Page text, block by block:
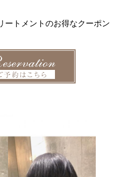
ートメントのお得なクーポン